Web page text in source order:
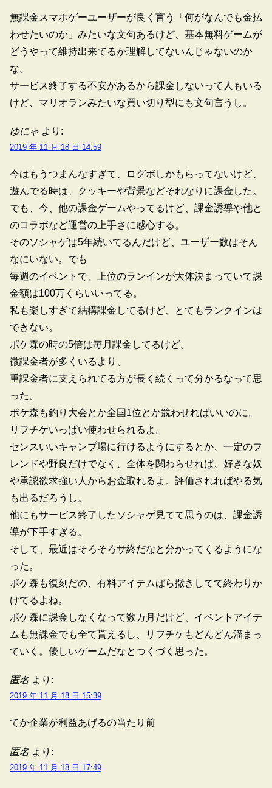
無課金スマホゲーユーザーが良く言う「何がなんでも金払
わせたいのか」みたいな文句あるけど、基本無料ゲームが
どうやって維持出来てるか理解してないんじゃないのか
な。
サービス終了する不安があるから課金しないって人もいる
けど、マリオランみたいな買い切り型にも文句言うし。
ゆにゃ より:
2019 年 11 月 18 日 14:59
今はもうつまんなすぎて、ログボしかもらってないけど、
遊んでる時は、クッキーや背景などそれなりに課金した。
でも、今、他の課金ゲームやってるけど、課金誘導や他と
のコラボなど運営の上手さに感心する。
そのソシャゲは5年続いてるんだけど、ユーザー数はそん
なにいない。でも
毎週のイベントで、上位のランインが大体決まっていて課
金額は100万くらいいってる。
私も楽しすぎて結構課金してるけど、とてもランクインは
できない。
ポケ森の時の5倍は毎月課金してるけど。
微課金者が多くいるより、
重課金者に支えられてる方が長く続くって分かるなって思
った。
ポケ森も釣り大会とか全国1位とか競わせればいいのに。
リフチケいっぱい使わせられるよ。
センスいいキャンプ場に行けるようにするとか、一定のフ
レンドや野良だけでなく、全体を関わらせれば、好きな奴
や承認欲求強い人からお金取れるよ。評価されればやる気
も出るだろうし。
他にもサービス終了したソシャゲ見てて思うのは、課金誘
導が下手すぎる。
そして、最近はそろそろサ終だなと分かってくるようにな
った。
ポケ森も復刻だの、有料アイテムばら撒きしてて終わりか
けてるよね。
ポケ森に課金しなくなって数カ月だけど、イベントアイテ
ムも無課金でも全て貰えるし、リフチケもどんどん溜まっ
ていく。優しいゲームだなとつくづく思った。
匿名 より:
2019 年 11 月 18 日 15:39
てか企業が利益あげるの当たり前
匿名 より:
2019 年 11 月 18 日 17:49